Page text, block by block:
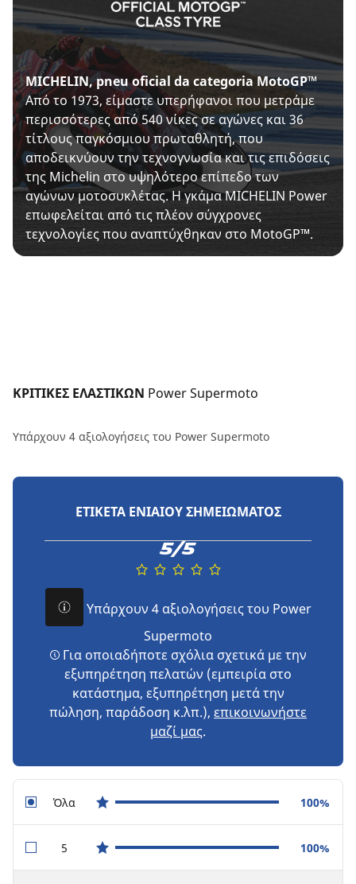
MICHELIN, pneu oficial da categoria MotoGP™
Από το 1973, είμαστε υπερήφανοι που μετράμε
περισσότερες από 540 νίκες σε αγώνες και 36
τίτλους παγκόσμιου πρωταθλητή, που
αποδεικνύουν την τεχνογνωσία και τις επιδόσεις
της Michelin στο υψηλότερο επίπεδο των
αγώνων μοτοσυκλέτας. Η γκάμα MICHELIN Power
επωφελείται από τις πλέον σύγχρονες
τεχνολογίες που αναπτύχθηκαν στο MotoGP™.
ΚΡΙΤΙΚΕΣ ΕΛΑΣΤΙΚΩΝ Power Supermoto
Υπάρχουν 4 αξιολογήσεις του Power Supermoto
ΕΤΙΚΈΤΑ ΕΝΙΑΊΟΥ ΣΗΜΕΙΏΜΑΤΟΣ
5/5
Υπάρχουν 4 αξιολογήσεις του Power
Supermoto
Για οποιαδήποτε σχόλια σχετικά με την
εξυπηρέτηση πελατών (εμπειρία στο
κατάστημα, εξυπηρέτηση μετά την
πώληση, παράδοση κ.λπ.), επικοινωνήστε
μαζί μας.
Όλαstar reviews 100%
5star reviews 100%